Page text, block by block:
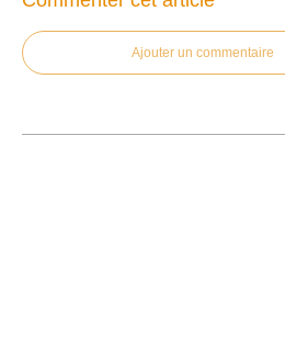
Ajouter un commentaire